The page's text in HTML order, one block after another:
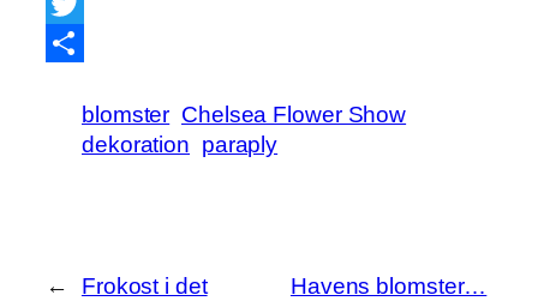
Twitter
blomster Chelsea Flower Show
dekoration paraply
←
Frokost i det
Havens blomster…